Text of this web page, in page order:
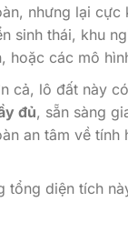
nhưng lại cực
sinh thái, khu
hoặc các mô
cả, lô đất này có
đủ, sẵn sàng
an tâm về tính
tổng diện tích